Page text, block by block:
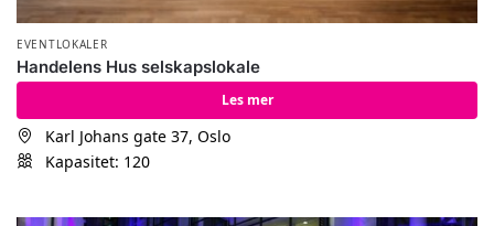
EVENTLOKALER
Handelens Hus selskapslokale
Les mer
Karl Johans gate 37, Oslo
Kapasitet: 120